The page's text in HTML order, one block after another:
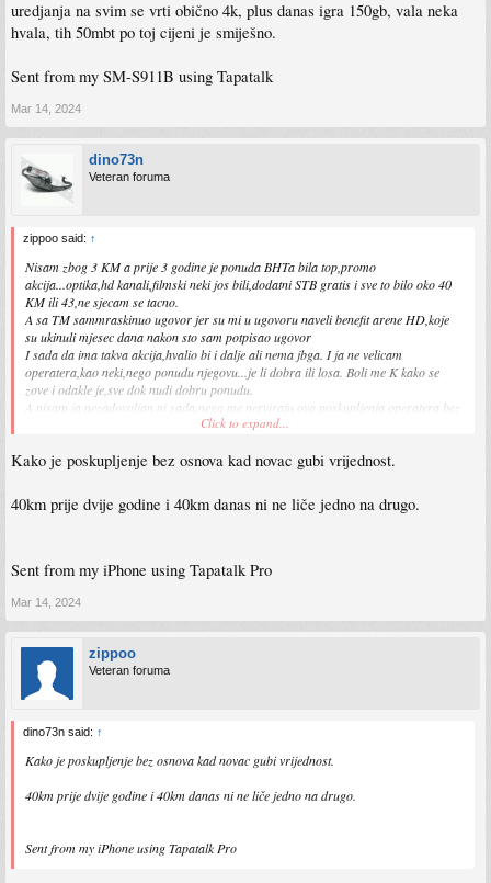
uredjanja na svim se vrti obično 4k, plus danas igra 150gb, vala neka
hvala, tih 50mbt po toj cijeni je smiješno.
Sent from my SM-S911B using Tapatalk
Mar 14, 2024
dino73n
Veteran foruma
zippoo said: ↑
Nisam zbog 3 KM a prije 3 godine je ponuda BHTa bila top,promo
akcija...optika,hd kanali,filmski neki jos bili,dodatni STB gratis i sve to bilo oko 40
KM ili 43,ne sjecam se tacno.
A sa TM sammraskinuo ugovor jer su mi u ugovoru naveli benefit arene HD,koje
su ukinuli mjesec dana nakon sto sam potpisao ugovor
I sada da ima takva akcija,hvalio bi i dalje ali nema jbga. I ja ne velicam
operatera,kao neki,nego ponudu njegovu...je li dobra ili losa. Boli me K kako se
zove i odakle je,sve dok nudi dobru ponudu.
A nisam ja nezadovoljan ni sada,nego me nerviraju ova poskupljenja operatera bez
ikakvog osnova. Kod mene je optika,za 3 godine,nijedan prekid neta nije
Koaks je srednja zalost...tu je znalo biti problema 2-3 puta godisnje a adsl je
Click to expand...
Kako je poskupljenje bez osnova kad novac gubi vrijednost.
40km prije dvije godine i 40km danas ni ne liče jedno na drugo.
Sent from my iPhone using Tapatalk Pro
Mar 14, 2024
zippoo
Veteran foruma
dino73n said: ↑
Kako je poskupljenje bez osnova kad novac gubi vrijednost.
40km prije dvije godine i 40km danas ni ne liče jedno na drugo.
Sent from my iPhone using Tapatalk Pro